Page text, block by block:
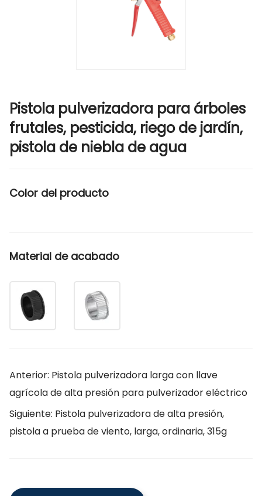
Pistola pulverizadora para árboles
frutales, pesticida, riego de jardín,
pistola de niebla de agua
Color del producto
Material de acabado
Anterior: Pistola pulverizadora larga con llave
agrícola de alta presión para pulverizador eléctrico
Siguiente: Pistola pulverizadora de alta presión,
pistola a prueba de viento, larga, ordinaria, 315g